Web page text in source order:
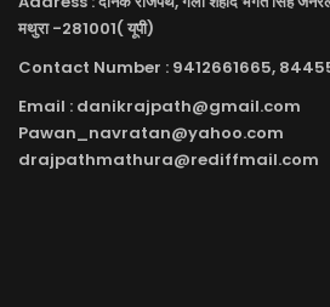
मथुरा -281001( यूपी)
Contact Number : 9412661665,
Email : danikrajpath@gmail.com
Pawan_navratan@yahoo.com
drajpathmathura@rediffmail.com